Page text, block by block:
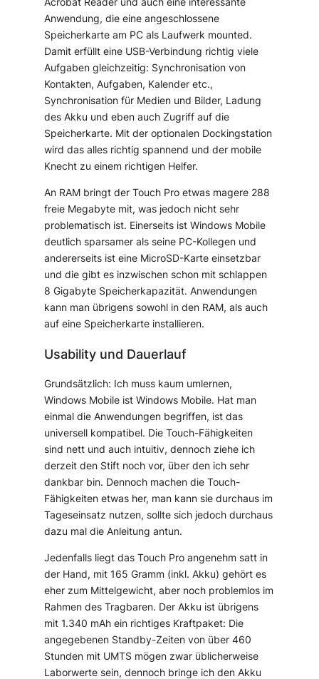
Acrobat Reader und auch eine interessante
Anwendung, die eine angeschlossene
Speicherkarte am PC als Laufwerk mounted.
Damit erfüllt eine USB-Verbindung richtig viele
Aufgaben gleichzeitig: Synchronisation von
Kontakten, Aufgaben, Kalender etc.,
Synchronisation für Medien und Bilder, Ladung
des Akku und eben auch Zugriff auf die
Speicherkarte. Mit der optionalen Dockingstation
wird das alles richtig spannend und der mobile
Knecht zu einem richtigen Helfer.
An RAM bringt der Touch Pro etwas magere 288
freie Megabyte mit, was jedoch nicht sehr
problematisch ist. Einerseits ist Windows Mobile
deutlich sparsamer als seine PC-Kollegen und
andererseits ist eine MicroSD-Karte einsetzbar
und die gibt es inzwischen schon mit schlappen
8 Gigabyte Speicherkapazität. Anwendungen
kann man übrigens sowohl in den RAM, als auch
auf eine Speicherkarte installieren.
Usability und Dauerlauf
Grundsätzlich: Ich muss kaum umlernen,
Windows Mobile ist Windows Mobile. Hat man
einmal die Anwendungen begriffen, ist das
universell kompatibel. Die Touch-Fähigkeiten
sind nett und auch intuitiv, dennoch ziehe ich
derzeit den Stift noch vor, über den ich sehr
dankbar bin. Dennoch machen die Touch-
Fähigkeiten etwas her, man kann sie durchaus im
Tageseinsatz nutzen, sollte sich jedoch durchaus
dazu mal die Anleitung antun.
Jedenfalls liegt das Touch Pro angenehm satt in
der Hand, mit 165 Gramm (inkl. Akku) gehört es
eher zum Mittelgewicht, aber noch problemlos im
Rahmen des Tragbaren. Der Akku ist übrigens
mit 1.340 mAh ein richtiges Kraftpaket: Die
angegebenen Standby-Zeiten von über 460
Stunden mit UMTS mögen zwar üblicherweise
Laborwerte sein, dennoch bringe ich den Akku